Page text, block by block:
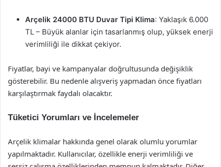
Arçelik 24000 BTU Duvar Tipi Klima: Yaklaşık 6.000
TL – Büyük alanlar için tasarlanmış olup, yüksek enerji
verimliliği ile dikkat çekiyor.
Fiyatlar, bayi ve kampanyalar doğrultusunda değişiklik
gösterebilir. Bu nedenle alışveriş yapmadan önce fiyatları
karşılaştırmak faydalı olacaktır.
Tüketici Yorumları ve İncelemeler
Arçelik klimalar hakkında genel olarak olumlu yorumlar
yapılmaktadır. Kullanıcılar, özellikle enerji verimliliği ve